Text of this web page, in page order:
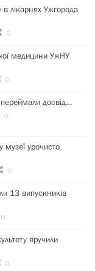
лікарнях Ужгорода
0
медицини УжНУ
0
досвід…
0
урочисто
0
13 випускників
0
вручили
0